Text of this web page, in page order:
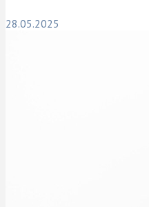
28.05.2025